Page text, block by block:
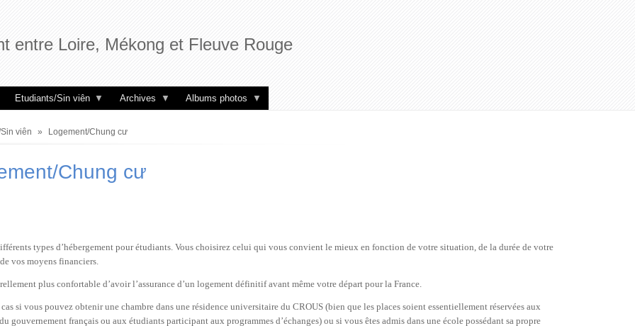
entre Loire, Mékong et Fleuve Rouge
Etudiants/Sin viên Archives Albums photos
viên Logement/Chung cư
Chung cư
types d’hébergement pour étudiants. Vous choisirez celui qui vous convient le mieux en fonction de votre situation, de la durée de votre
vos moyens financiers.
plus confortable d’avoir l’assurance d’un logement définitif avant même votre départ pour la France.
cas si vous pouvez obtenir une chambre dans une résidence universitaire du CROUS (bien que les places soient essentiellement réservées aux
gouvernement français ou aux étudiants participant aux programmes d’échanges) ou si vous êtes admis dans une école possédant sa propre